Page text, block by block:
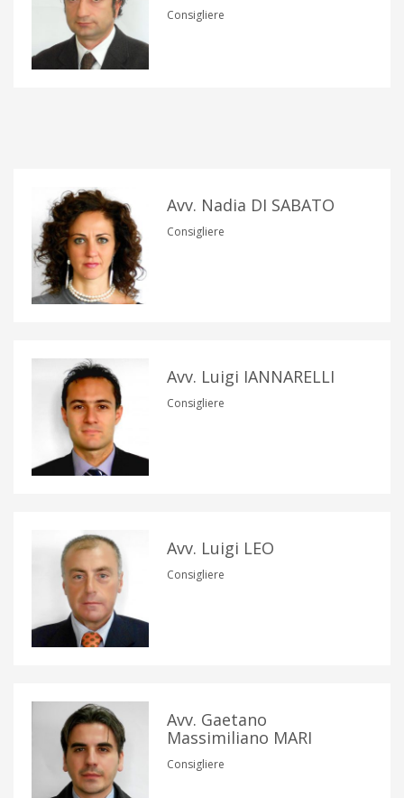
Consigliere
Avv. Nadia DI SABATO
Consigliere
Avv. Luigi IANNARELLI
Consigliere
Avv. Luigi LEO
Consigliere
Avv. Gaetano
Massimiliano MARI
Consigliere